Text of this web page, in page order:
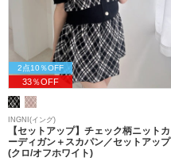
2点10％OFF
33％OFF
INGNI(イング)
【セットアップ】チェック柄ニットカ
ーディガン＋スカパン／セットアップ
(クロ/オフホワイト)